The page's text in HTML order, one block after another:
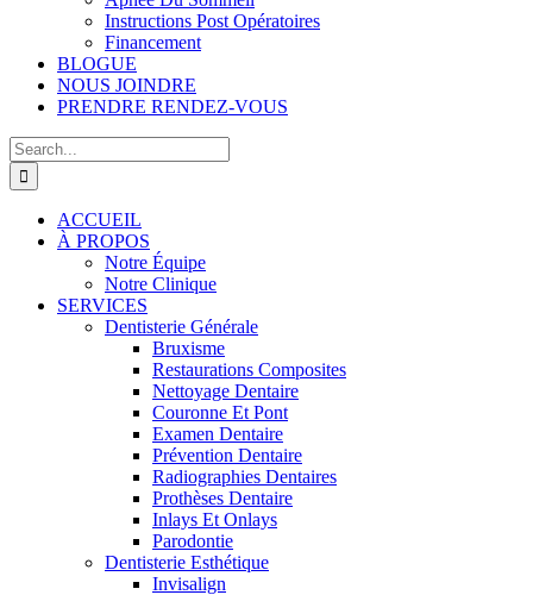
Instructions Post Opératoires
Financement
BLOGUE
NOUS JOINDRE
PRENDRE RENDEZ-VOUS
Search
for:
ACCUEIL
À PROPOS
Notre Équipe
Notre Clinique
SERVICES
Dentisterie Générale
Bruxisme
Restaurations Composites
Nettoyage Dentaire
Couronne Et Pont
Examen Dentaire
Prévention Dentaire
Radiographies Dentaires
Prothèses Dentaire
Inlays Et Onlays
Parodontie
Dentisterie Esthétique
Invisalign